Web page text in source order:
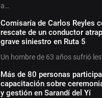
a…
Comisaría de Carlos Reyles
rescate de un conductor
grave siniestro en Ruta 5
Un hombre de 63 años sufrió
Más de 80 personas
capacitación sobre
y gestión en Sarandí del Yí